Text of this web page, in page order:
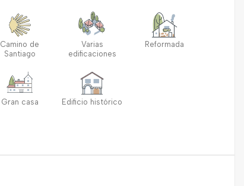
Camino de
Santiago
Varias
edificaciones
Reformada
Gran casa Edificio histórico